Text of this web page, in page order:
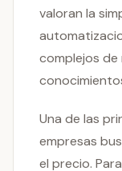
valoran la
complejos de
Una de las
empresas
el precio.